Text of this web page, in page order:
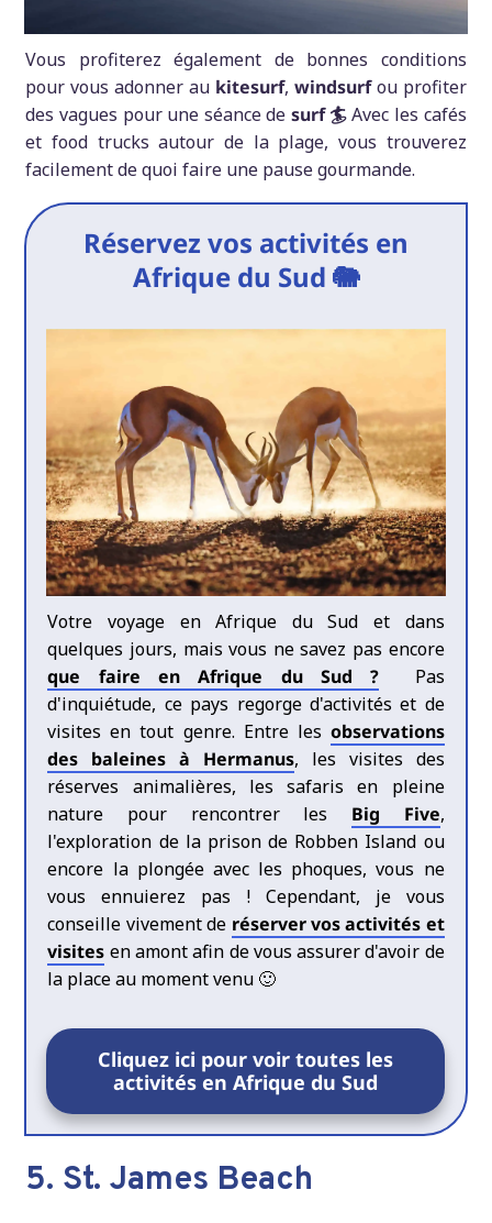
Vous profiterez également de bonnes conditions
pour vous adonner au kitesurf, windsurfou profiter
des vagues pour une séance de surf 🏄Avec les cafés
et food trucks autour de la plage, vous trouverez
facilement de quoi faire une pause gourmande.
Réservez vos activités en
Afrique du Sud 🐘
Votre voyage en Afrique du Sud et dans
quelques jours, mais vous ne savez pas encore
que faire en Afrique du Sud ? Pas
d'inquiétude, ce pays regorge d'activités et de
visites en tout genre. Entre les observations
des baleines à Hermanus, les visites des
réserves animalières, les safaris en pleine
nature pour rencontrer les Big Five,
l'exploration de la prison de Robben Island ou
encore la plongée avec les phoques, vous ne
vous ennuierez pas ! Cependant, je vous
conseille vivement de réserver vos activités et
visites en amont afin de vous assurer d'avoir de
la place au moment venu 🙂
Cliquez ici pour voir toutes les
activités en Afrique du Sud
5. St. James Beach